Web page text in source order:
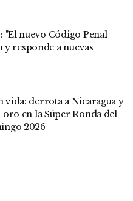
"El nuevo Código Penal
y responde a nuevas
vida: derrota a Nicaragua y
en la Súper Ronda del
2026